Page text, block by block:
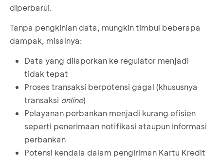
diperbarui.
Tanpa pengkinian data, mungkin timbul beberapa
dampak, misalnya:
Data yang dilaporkan ke regulator menjadi
tidak tepat
Proses transaksi berpotensi gagal (khususnya
transaksi online)
Pelayanan perbankan menjadi kurang efisien
seperti penerimaan notifikasi ataupun informasi
perbankan
Potensi kendala dalam pengiriman Kartu Kredit